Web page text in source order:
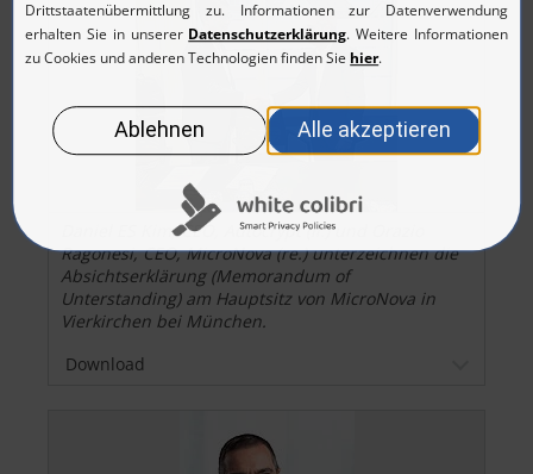
Daniel ES Kim, CEO, Autocrypt (li.) und Orazio
Ragonesi, CEO, MicroNova (re.) unterzeichnen die
Absichtserklärung (Memorandum of
Unterstanding) am Hauptsitz von MicroNova in
Vierkirchen bei München.
Download